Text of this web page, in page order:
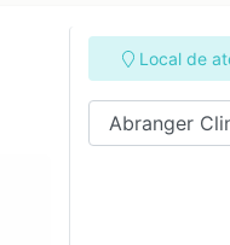
Local de